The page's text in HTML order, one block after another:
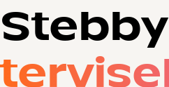
tervise